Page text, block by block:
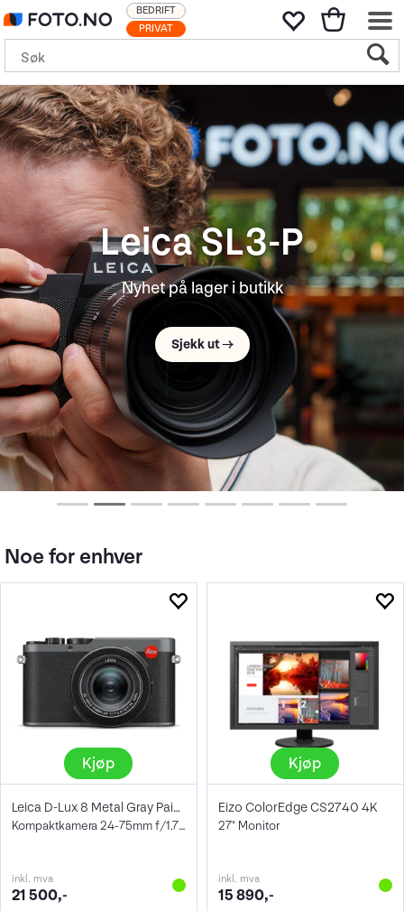
PRIVAT
BEDRIFT
Leica SL3-P
Nyhet på lager i butikk
Sjekk ut →
Noe for enhver
Kjøp
Leica D-Lux 8 Metal Gray Paint Finish
Kompaktkamera 24-75mm f/1.7-2.8, 4/3"
inkl. mva
21 500,-
Kjøp
Eizo ColorEdge CS2740 4K
27" Monitor
inkl. mva
15 890,-